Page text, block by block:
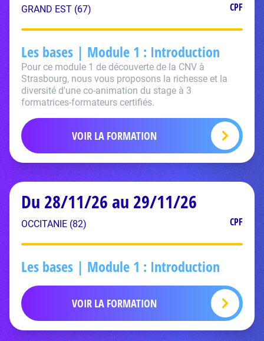
GRAND EST (67) CPF
Les bases | Module 1 : Introduction
Pour ce module 1 de découverte de la CNV à
Strasbourg, nous vous proposons la richesse et la
diversité d'une co-animation du stage à 3
formatrices-formateurs certifiés.
VOIR LA FORMATION
Du 28/11/26 au 29/11/26
OCCITANIE (82) CPF
Les bases | Module 1 : Introduction
VOIR LA FORMATION